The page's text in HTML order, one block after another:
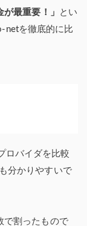
最重要！」
とい
netを徹底的に比
ロバイダを比較
分かりやすいで
で割ったもので